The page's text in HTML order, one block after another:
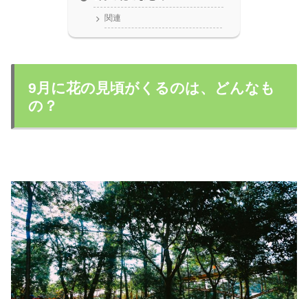
関連
9月に花の見頃がくるのは、どんなも
の？